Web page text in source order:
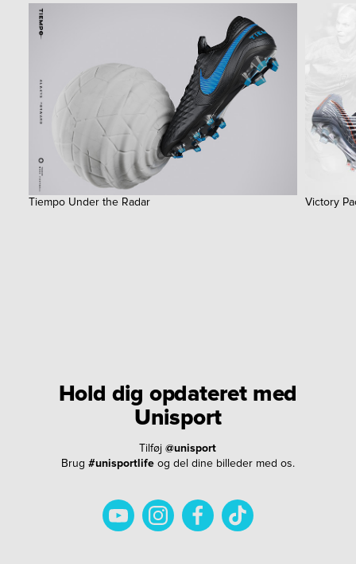
Tiempo Under the Radar Victory
Hold dig opdateret med
Unisport
Tilføj@unisport
Brug #unisportlifeog del dine billeder med os.